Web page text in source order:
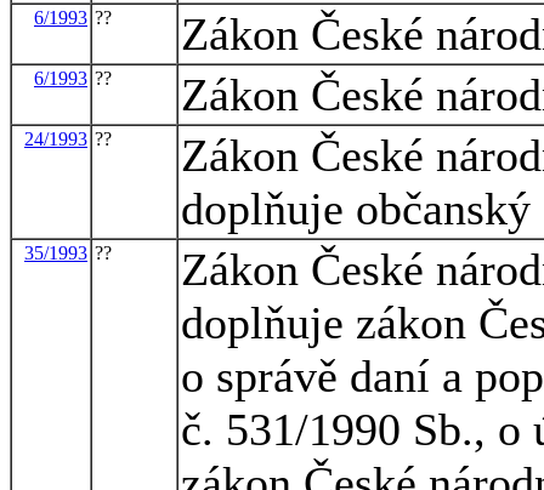
6/1993 ?? Zákon České
6/1993 ?? Zákon České
24/1993 ??
Zákon České
doplňuje
35/1993 ??
Zákon České
doplňuje zákon
o správě daní a
č. 531/1990 Sb., o